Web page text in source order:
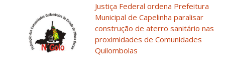
Justiça Federal ordena Prefeitura
Municipal de Capelinha paralisar
construção de aterro sanitário nas
proximidades de Comunidades
Quilombolas